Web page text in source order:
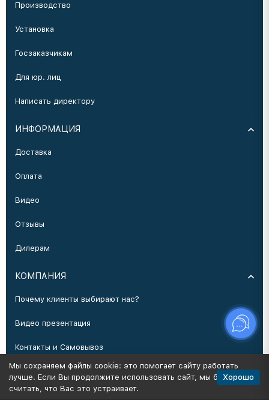
Производство
Установка
Госзаказчикам
Для юр. лиц
Написать директору
ИНФОРМАЦИЯ
Доставка
Оплата
Видео
Отзывы
Дилерам
КОМПАНИЯ
Почему клиенты выбирают нас?
Видео презентация
Контакты и Самовывоз
Производство
Мы сохраняем файлы cookie: это помогает сайту работать
лучше. Если Вы продолжите использовать сайт, мы будем
считать, что Вас это устраивает.
Хорошо